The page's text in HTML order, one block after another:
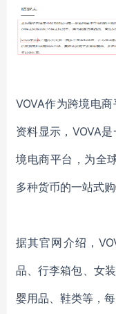
VOVA作为跨境电
资料显示， VOVA是
境电商平台，为全
多种货币的一站式购
据其官网介绍，
品、行李箱包、女
婴用品、鞋类等，